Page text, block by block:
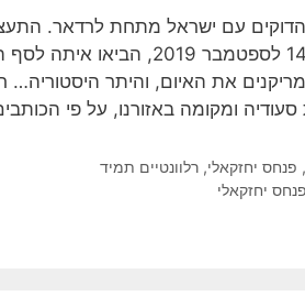
הדוקים עם ישראל מתחת לרדאר.
הסעודיים, שביצעה ב- 14
את האיום, והיתר היסטוריה…
סעודיה ומקומה באזורנו, על פי
, פנחס יחזקאלי, רלוונטיים תמיד
פנחס יחזקאלי